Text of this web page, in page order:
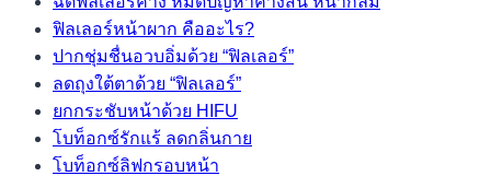
ฟิลเลอร์หน้าผาก คืออะไร?
ปากชุ่มชื่นอวบอิ่มด้วย “ฟิลเลอร์”
ลดถุงใต้ตาด้วย “ฟิลเลอร์”
ยกกระชับหน้าด้วย HIFU
โบท็อกซ์รักแร้ ลดกลิ่นกาย
โบท็อกซ์ลิฟกรอบหน้า